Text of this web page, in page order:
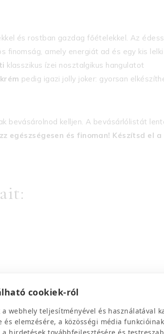
cookiek-ról
webhely teljesítményével és használatával
elemzésére, a közösségi média
hirdetések továbbfejlesztésére és
és rostban gazdag főételekkel. Az
finomság, amely energiát ad és egy kis lelki
klasszikus ízei nosztalgikus hangulatot
pedig igazi jolly joker: gyorsan
bevásárolnod kelljen. A bevásárlólistát
egészségesen és finoman! Készítsd el a